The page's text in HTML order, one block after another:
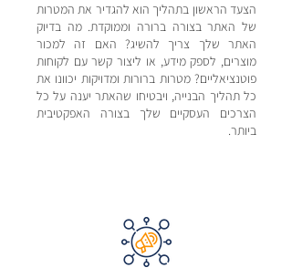
הצעד הראשון בתהליך הוא להגדיר את המטרות
של האתר בצורה ברורה וממוקדת. מה בדיוק
האתר שלך צריך להשיג? האם זה למכור
מוצרים, לספק מידע, או ליצור קשר עם לקוחות
פוטנציאליים? מטרות ברורות ומדויקות יכוונו את
כל תהליך הבנייה, ויבטיחו שהאתר יענה על כל
הצרכים העסקיים שלך בצורה האפקטיבית
ביותר.